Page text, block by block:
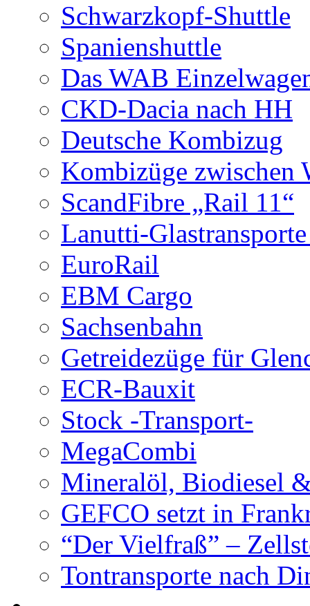
Schwarzkopf-Shuttle
Spanienshuttle
Das WAB
CKD-Dacia nach HH
Deutsche Kombizug
Kombizüge zwischen
ScandFibre „Rail 11“
Lanutti-
EuroRail
EBM Cargo
Sachsenbahn
Getreidezüge für
ECR-Bauxit
Stock -Transport-
MegaCombi
Mineralöl, Biodiesel
GEFCO setzt in
“Der Vielfraß” –
Tontransporte nach